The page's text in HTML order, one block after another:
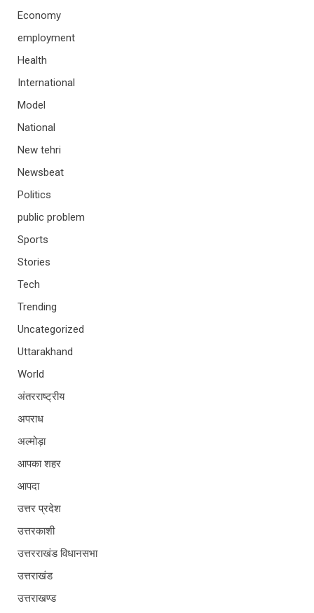
Economy
employment
Health
International
Model
National
New tehri
Newsbeat
Politics
public problem
Sports
Stories
Tech
Trending
Uncategorized
Uttarakhand
World
अंतरराष्ट्रीय
अपराध
अल्मोड़ा
आपका शहर
आपदा
उत्तर प्रदेश
उत्तरकाशी
उत्तरराखंड विधानसभा
उत्तराखंड
उत्तराखण्ड